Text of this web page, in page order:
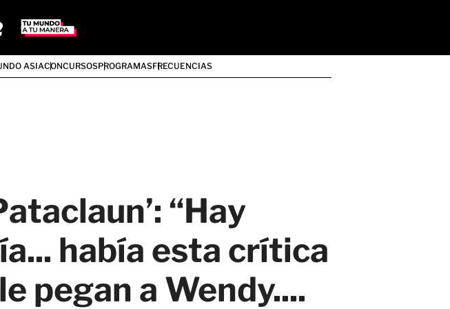
ASIACONCURSOSPROGRAMASFRECUENCIAS
“Hay
había esta crítica
pegan a Wendy....